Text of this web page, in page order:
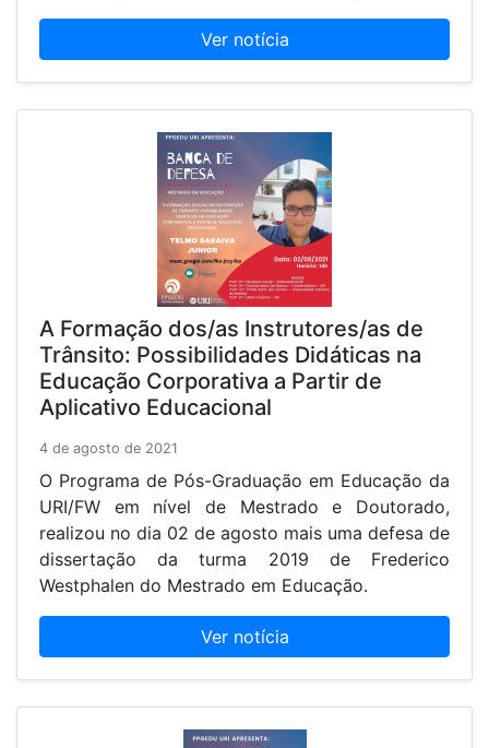
Ver notícia
A Formação dos/as Instrutores/as de
Trânsito: Possibilidades Didáticas na
Educação Corporativa a Partir de
Aplicativo Educacional
4 de agosto de 2021
O Programa de Pós-Graduação em Educação da
URI/FW em nível de Mestrado e Doutorado,
realizou no dia 02 de agosto mais uma defesa de
dissertação da turma 2019 de Frederico
Westphalen do Mestrado em Educação.
Ver notícia